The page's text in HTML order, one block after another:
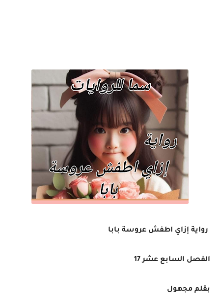
رواية إزاي اطفش عروسة بابا
الفصل السابع عشر 17
بقلم مجهول